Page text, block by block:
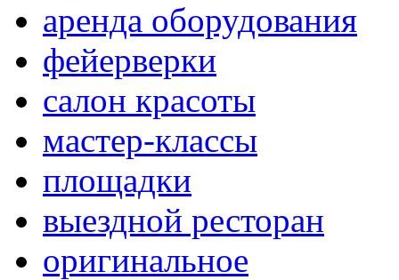
аренда оборудования
фейерверки
салон красоты
мастер-классы
площадки
выездной ресторан
оригинальное